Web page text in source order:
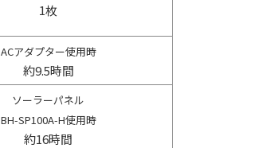
1枚
ACアダプター使用時
約9.5時間
ソーラーパネル
BH-SP100A-H使用時
約16時間